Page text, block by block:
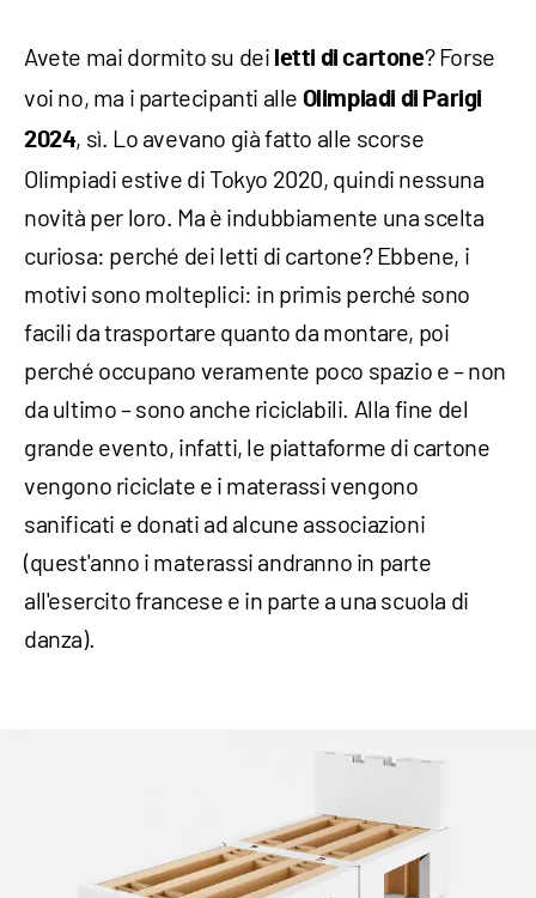
Avete mai dormito su dei letti di cartone? Forse
voi no, ma i partecipanti alle Olimpiadi di Parigi
2024, sì. Lo avevano già fatto alle scorse
Olimpiadi estive di Tokyo 2020, quindi nessuna
novità per loro. Ma è indubbiamente una scelta
curiosa: perché dei letti di cartone? Ebbene, i
motivi sono molteplici: in primis perché sono
facili da trasportare quanto da montare, poi
perché occupano veramente poco spazio e – non
da ultimo – sono anche riciclabili. Alla fine del
grande evento, infatti, le piattaforme di cartone
vengono riciclate e i materassi vengono
sanificati e donati ad alcune associazioni
(quest'anno i materassi andranno in parte
all'esercito francese e in parte a una scuola di
danza).